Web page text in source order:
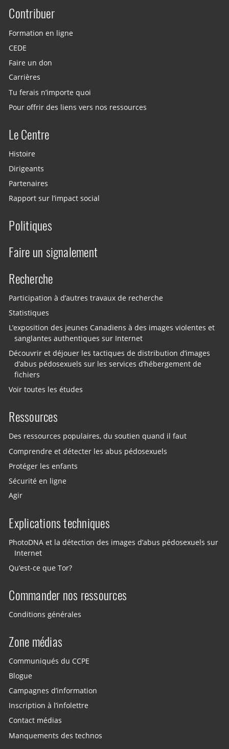
Site menu
Contribuer
Formation en ligne
CEDE
Faire un don
Carrières
Tu ferais n’importe quoi
Pour offrir des liens vers nos ressources
Le Centre
Histoire
Dirigeants
Partenaires
Rapport sur l’impact social
Politiques
Faire un signalement
Recherche
Participation à d’autres travaux de recherche
Statistiques
L’exposition des jeunes Canadiens à des images violentes et
sanglantes authentiques sur Internet
Découvrir et déjouer les tactiques de distribution d’images
d’abus pédosexuels sur les services d’hébergement de
fichiers
Voir toutes les études
Ressources
Des ressources populaires, du soutien quand il faut
Comprendre et détecter les abus pédosexuels
Protéger les enfants
Sécurité en ligne
Agir
Explications techniques
PhotoDNA et la détection des images d’abus pédosexuels sur
Internet
Qu’est-ce que Tor?
Commander nos ressources
Conditions générales
Zone médias
Communiqués du CCPE
Blogue
Campagnes d’information
Inscription à l’infolettre
Contact médias
Manquements des technos